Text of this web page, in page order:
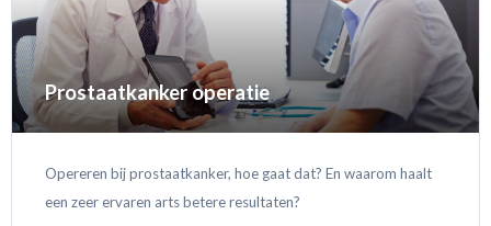
Prostaatkanker operatie
Opereren bij prostaatkanker, hoe gaat dat? En waarom haalt
een zeer ervaren arts betere resultaten?